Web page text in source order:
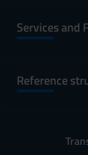
Services and
Reference